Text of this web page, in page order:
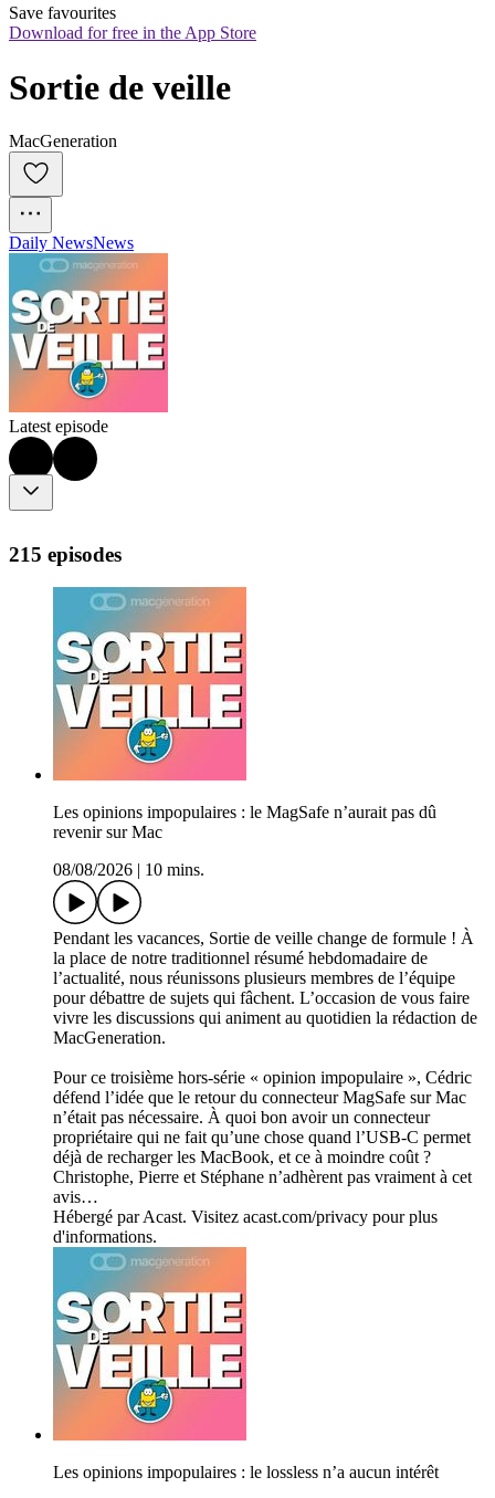
Save favourites
Download for free in the App Store
Sortie de veille
MacGeneration
Daily NewsNews
Latest episode
215 episodes
Les opinions impopulaires : le MagSafe n’aurait pas dû
revenir sur Mac
08/08/2026
10 mins.
Pendant les vacances, Sortie de veille change de formule ! À
la place de notre traditionnel résumé hebdomadaire de
l’actualité, nous réunissons plusieurs membres de l’équipe
pour débattre de sujets qui fâchent. L’occasion de vous faire
vivre les discussions qui animent au quotidien la rédaction de
MacGeneration.
Pour ce troisième hors-série « opinion impopulaire », Cédric
défend l’idée que le retour du connecteur MagSafe sur Mac
n’était pas nécessaire. À quoi bon avoir un connecteur
propriétaire qui ne fait qu’une chose quand l’USB-C permet
déjà de recharger les MacBook, et ce à moindre coût ?
Christophe, Pierre et Stéphane n’adhèrent pas vraiment à cet
avis…
Hébergé par Acast. Visitez acast.com/privacy pour plus
d'informations.
Les opinions impopulaires : le lossless n’a aucun intérêt